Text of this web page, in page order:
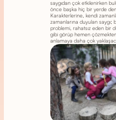
saygıdan çok etkilenirken
önce başka hiç bir yerde
Karakterlerine, kendi
zamanlarına duyulan saygı;
problemi, rahatsız eden bir
gibi görüp hemen
anlamaya daha çok